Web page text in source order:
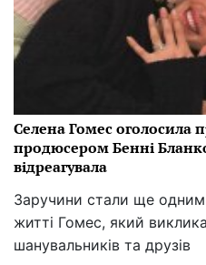
Селена Гомес оголосила
продюсером Бенні
відреагувала
Заручини стали ще
житті Гомес, який
шанувальників та друзів